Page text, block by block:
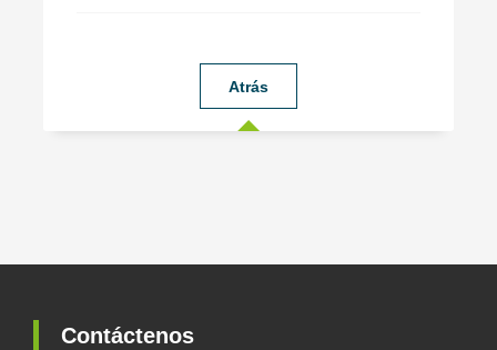
Atrás
Contáctenos